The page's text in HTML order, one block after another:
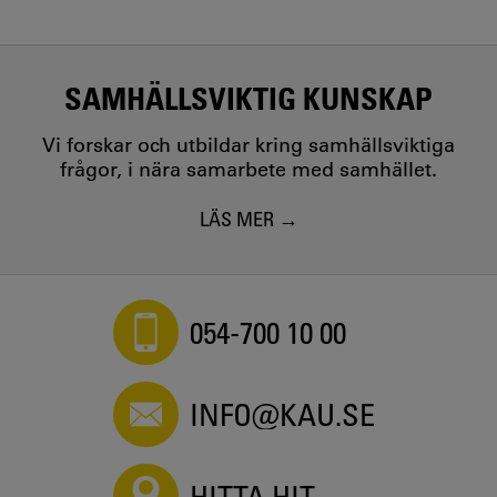
SAMHÄLLSVIKTIG KUNSKAP
Vi forskar och utbildar kring samhällsviktiga
frågor, i nära samarbete med samhället.
LÄS MER
054-700 10 00
INFO@KAU.SE